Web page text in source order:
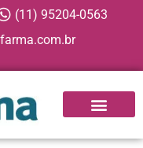
(11) 95204-0563